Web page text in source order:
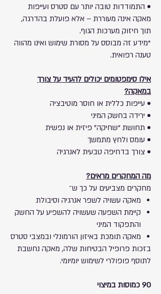
• התמודדות טובה יותר עם סטרס ועייפות
מאקה אינה מעוררת – אלא פועלת בהדרגה,
תוך חיזוק מערכות הגוף.
*מידע זה מבוסס על מסורת שימוש ואינו מהווה
טענה רפואית.
אילו סימפטומים יכולים להעיד על צורך
במאקה?
• עייפות כללית או חוסר מוטיבציה
• ירידה בחשק המיני
• תחושת “שחיקה” פיזית או נפשית
• עומס ולחץ מתמשך
• צורך בדחיפה טבעית לאנרגיה
מה המחקרים מראים?
מחקרים מצביעים על כך ש־
מאקה עשויה לשפר אנרגיה וסיבולת
קיימת השפעה שעשויה להשפיע על החשק
והתפקוד המיני
מאקה תומכת באיזון הורמונלי ובמצבי סטרס
בזכות פרופיל הבטיחות שלה, מאקה נחשבת
לתוסף פופולרי לשימוש יומיומי.
90 כמוסות במיצוי